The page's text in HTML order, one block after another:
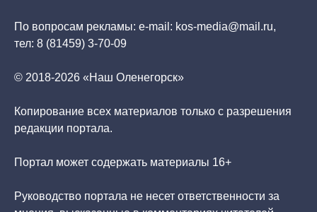
По вопросам рекламы: e-mail: kos-media@mail.ru,
тел: 8 (81459) 3-70-09
© 2018-2026 «Наш Оленегорск»
Копирование всех материалов только с разрешения
редакции портала.
Портал может содержать материалы 16+
Руководство портала не несет ответственности за